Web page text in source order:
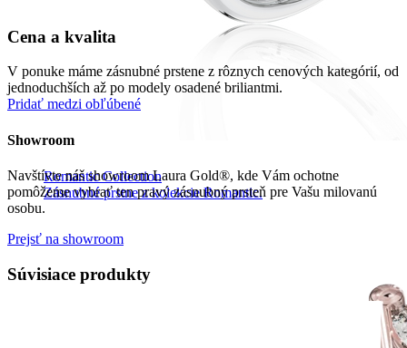
Romantic Collection
Zásnubné prstne z kolekcie Romantic.
Cena a kvalita
V ponuke máme zásnubné prstene z rôznych cenových kategórií, od
jednoduchších až po modely osadené briliantmi.
Pridať medzi obľúbené
Showroom
Navštívte náš showroom Laura Gold®, kde Vám ochotne
pomôžeme vybrať ten pravý zásnubný prsteň pre Vašu milovanú
osobu.
Prejsť na showroom
Súvisiace produkty